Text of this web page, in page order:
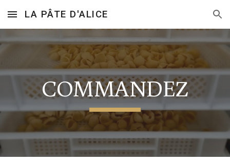
Skip to main content Skip to navigation
LA PÂTE D'ALICE
COMMANDEZ